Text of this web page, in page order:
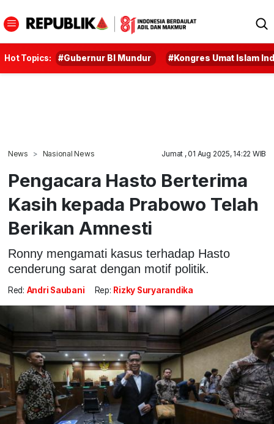
Hot Topics: #Gubernur BI Mundur #Kongres Umat Islam
News Nasional News Jumat , 01 Aug 2025, 14:22 WIB
Pengacara Hasto Berterima
Kasih kepada Prabowo Telah
Berikan Amnesti
Ronny mengamati kasus terhadap Hasto
cenderung sarat dengan motif politik.
Red: Andri Saubani Rep: Rizky Suryarandika